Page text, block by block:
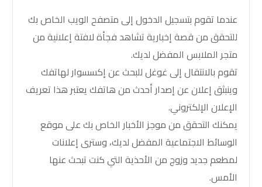
عندما تقوم بتسجيل الدخول إلى متصفح الويب الخاص بك
للتحقق من قصة إخبارية تشاهد فجأة لافتة إعلانية من
متجر الملابس المفضل لديك.
تقوم بالانتقال إلى غوغل للبحث عن إكسسوار لهاتفك
وينبثق إعلان عن إصدار أحدث من هاتفك يعتبر هذا تعريف
الإعلان الإلكتروني.
يمكنك التحقق من موجز الأخبار الخاص بك على موقع
الوسائط الاجتماعية المفضل لديك، وسترى إعلانات
لمطعم جديد وزوج من الأحذية التي كنت تبحث عنها
الأمس.